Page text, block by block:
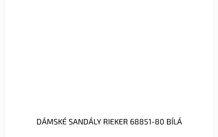
DÁMSKÉ SANDÁLY RIEKER 68851-80 BÍLÁ